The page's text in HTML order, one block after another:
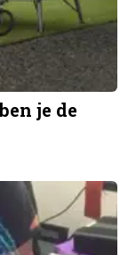
je de